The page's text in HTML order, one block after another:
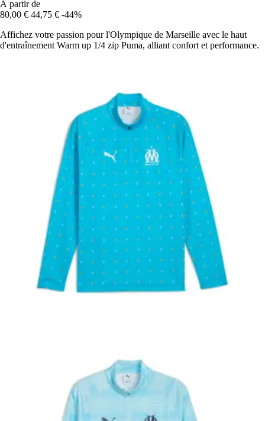
À partir de
80,00 € 44,75 € -44%
Affichez votre passion pour l'Olympique de Marseille avec le haut
d'entraînement Warm up 1/4 zip Puma, alliant confort et performance.